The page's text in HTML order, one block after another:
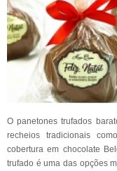
O panetones trufados
recheios tradicionais
cobertura em chocolate
trufado é uma das opções